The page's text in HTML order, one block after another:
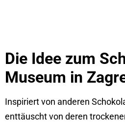
Die Idee zum
Museum in
Inspiriert von anderen
enttäuscht von deren